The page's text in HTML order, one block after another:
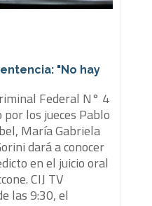
"No hay
Federal N° 4
los jueces Pablo
María Gabriela
dará a conocer
en el juicio oral
CIJ TV
las 9:30, el